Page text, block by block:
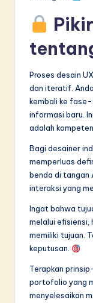
Proses desain
dan iteratif.
kembali ke fase-
informasi baru.
adalah
Bagi desainer
memperluas
benda di tangan
interaksi yang
Ingat bahwa
melalui efisiensi,
memiliki tujuan.
keputusan.
Terapkan
portofolio yang
menyelesaikan